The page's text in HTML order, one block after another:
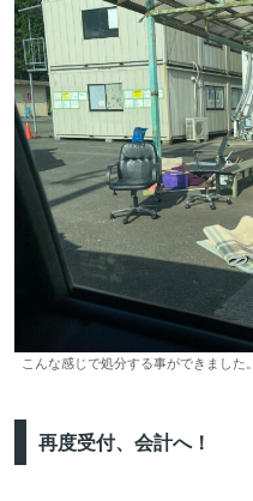
こんな感じで処分する事ができました。
再度受付、会計へ！